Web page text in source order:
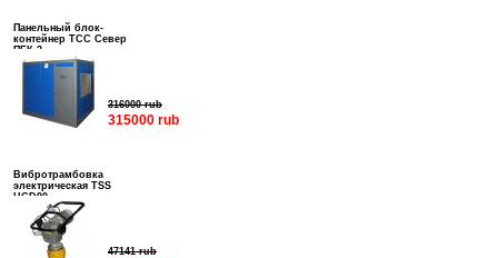
Панельный блок-
контейнер ТСС Север
ПБК-3
316000 rub
315000 rub
Вибротрамбовка
электрическая TSS
HCD90
47141 rub